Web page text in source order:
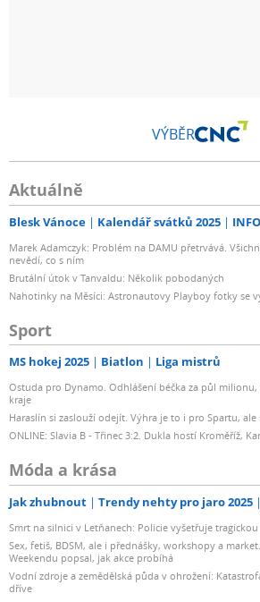
VÝBĚR
Aktuálně
Blesk Vánoce Kalendář svátků 2025
Marek Adamczyk: Problém na DAMU přetrvává.
nevědí, co s ním
Brutální útok v Tanvaldu: Několik pobodaných
Nahotinky na Měsíci: Astronautovy Playboy fotky se
Sport
MS hokej 2025 Biatlon Liga mistrů
Ostuda pro Dynamo. Odhlášení béčka za půl
kraje
Haraslín si zaslouží odejít. Výhra je to i pro Spartu,
ONLINE: Slavia B - Třinec 3:2. Dukla hostí Kroměříž,
Móda a krása
Jak zhubnout Trendy nehty pro jaro 2025
Smrt na silnici v Letňanech: Policie vyšetřuje
Sex, fetiš, BDSM, ale i přednášky, workshopy a
Weekendu popsal, jak akce probíhá
Vodní zdroje a zemědělská půda v ohrožení:
dříve